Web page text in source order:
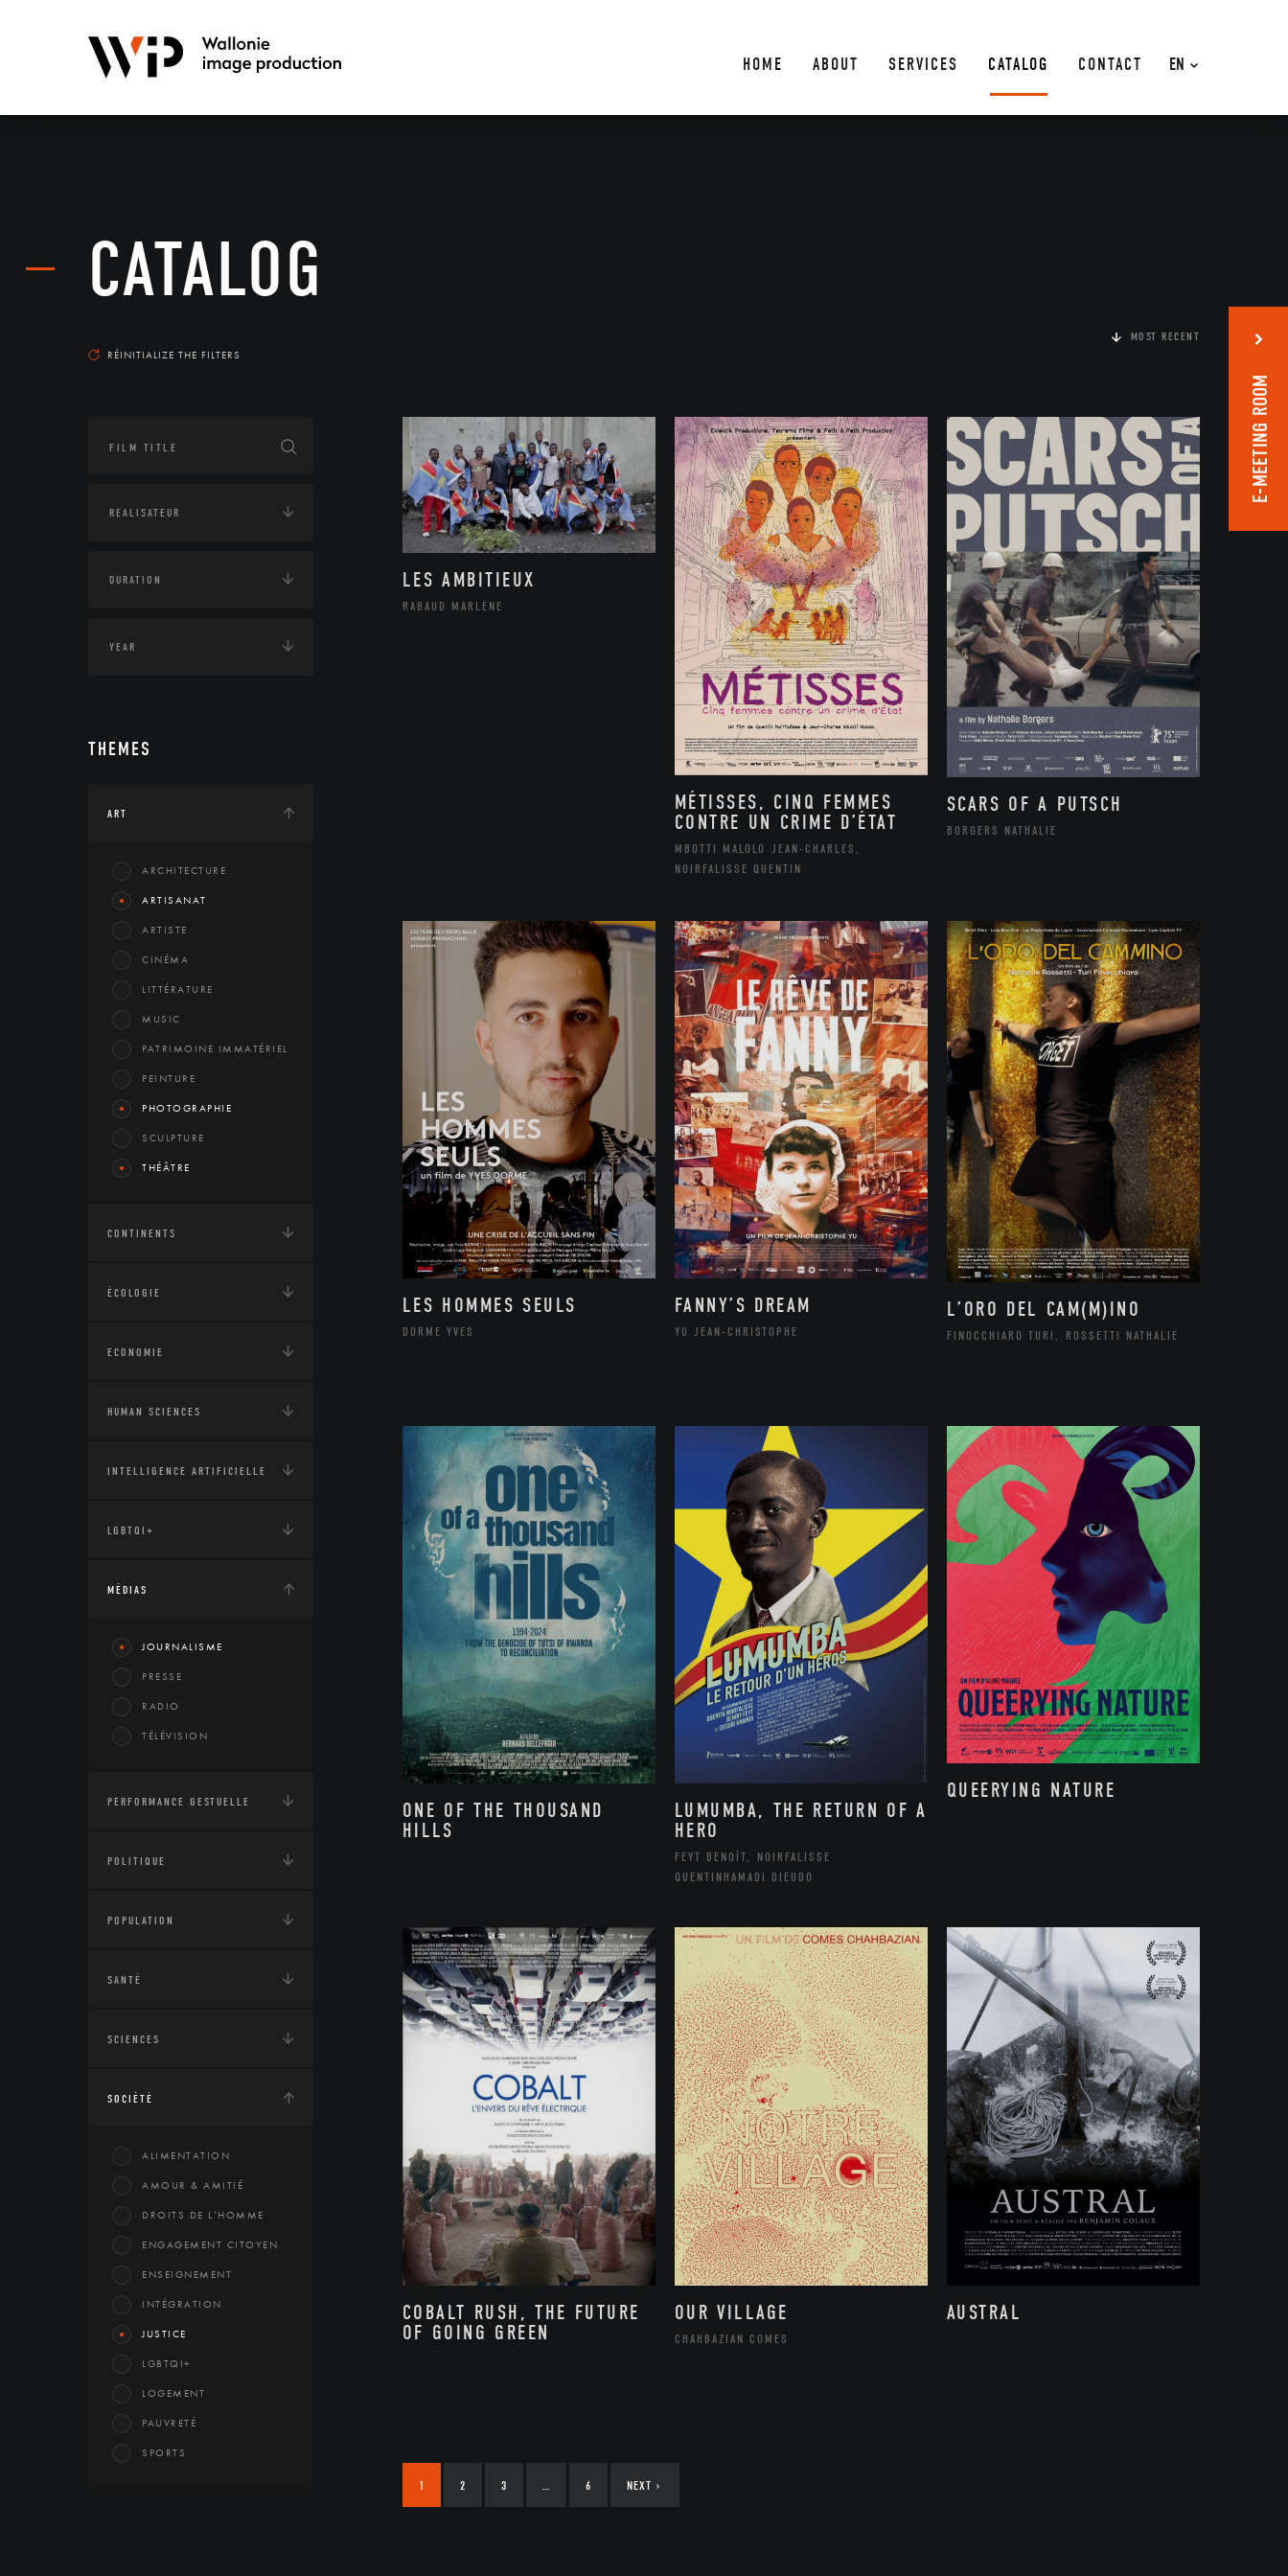
EN
HOME ABOUT SERVICES CATALOG CONTACT
CATALOG
RÉINITIALIZE THE FILTERS
THEMES
ART
ARCHITECTURE
ARTISANAT
ARTISTE
CINÉMA
LITTÉRATURE
MUSIC
PATRIMOINE IMMATÉRIEL
PEINTURE
PHOTOGRAPHIE
SCULPTURE
THÉÂTRE
CONTINENTS
ÉCOLOGIE
ECONOMIE
HUMAN SCIENCES
INTELLIGENCE ARTIFICIELLE
LGBTQI+
MÉDIAS
JOURNALISME
PRESSE
RADIO
TÉLÉVISION
PERFORMANCE GESTUELLE
POLITIQUE
POPULATION
SANTÉ
SCIENCES
SOCIÉTÉ
ALIMENTATION
AMOUR & AMITIÉ
DROITS DE L’HOMME
ENGAGEMENT CITOYEN
ENSEIGNEMENT
INTÉGRATION
JUSTICE
LGBTQI+
LOGEMENT
PAUVRETÉ
SPORTS
MOST RECENT
LES AMBITIEUX
RABAUD MARLÈNE
MÉTISSES, CINQ FEMMES
CONTRE UN CRIME D’ÉTAT
MBOTTI MALOLO JEAN-CHARLES,
NOIRFALISSE QUENTIN
SCARS OF A PUTSCH
BORGERS NATHALIE
LES HOMMES SEULS
DORME YVES
FANNY’S DREAM
YU JEAN-CHRISTOPHE
L’ORO DEL CAM(M)INO
FINOCCHIARO TURI, ROSSETTI NATHALIE
ONE OF THE THOUSAND
HILLS
LUMUMBA, THE RETURN OF A
HERO
FEYT BENOÎT, NOIRFALISSE
QUENTINHAMADI DIEUDO
QUEERYING NATURE
COBALT RUSH, THE FUTURE
OF GOING GREEN
OUR VILLAGE
CHAHBAZIAN COMES
AUSTRAL
1 2 3 6 NEXT ›
E-MEETING ROOM